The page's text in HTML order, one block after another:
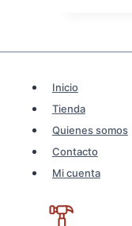
Inicio
Tienda
Quienes somos
Contacto
Mi cuenta